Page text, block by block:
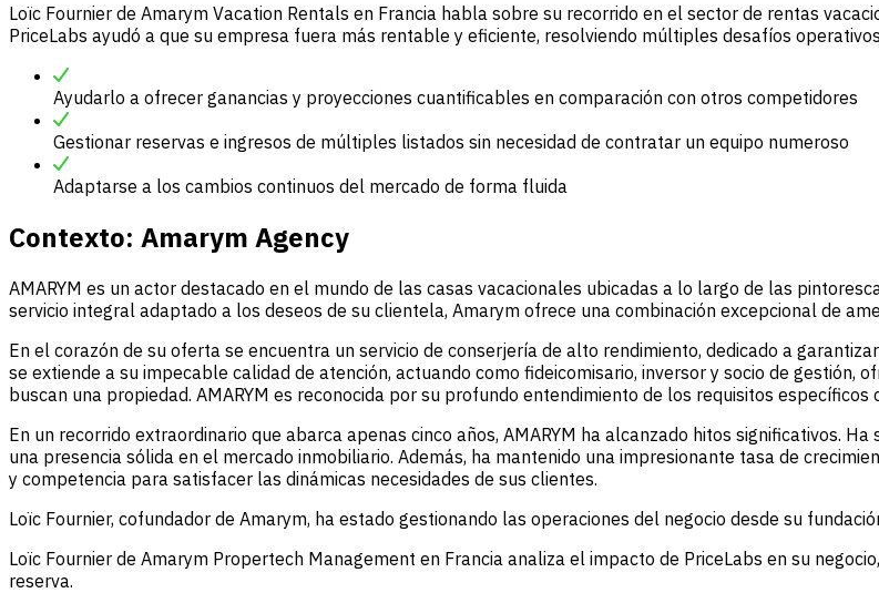
Loïc Fournier de Amarym Vacation Rentals en Francia habla sobre su recorrido en el sector de rentas
PriceLabs ayudó a que su empresa fuera más rentable y eficiente, resolviendo múltiples desafíos
Ayudarlo a ofrecer ganancias y proyecciones cuantificables en comparación con otros competidores
Gestionar reservas e ingresos de múltiples listados sin necesidad de contratar un equipo numeroso
Adaptarse a los cambios continuos del mercado de forma fluida
Contexto: Amarym Agency
AMARYM es un actor destacado en el mundo de las casas vacacionales ubicadas a lo largo de las
servicio integral adaptado a los deseos de su clientela, Amarym ofrece una combinación excepcional de
En el corazón de su oferta se encuentra un servicio de conserjería de alto rendimiento, dedicado a
se extiende a su impecable calidad de atención, actuando como fideicomisario, inversor y socio de
buscan una propiedad. AMARYM es reconocida por su profundo entendimiento de los requisitos específicos
En un recorrido extraordinario que abarca apenas cinco años, AMARYM ha alcanzado hitos significativos.
una presencia sólida en el mercado inmobiliario. Además, ha mantenido una impresionante tasa de
y competencia para satisfacer las dinámicas necesidades de sus clientes.
Loïc Fournier, cofundador de Amarym, ha estado gestionando las operaciones del negocio desde su
Loïc Fournier de Amarym Propertech Management en Francia analiza el impacto de PriceLabs en su
reserva.